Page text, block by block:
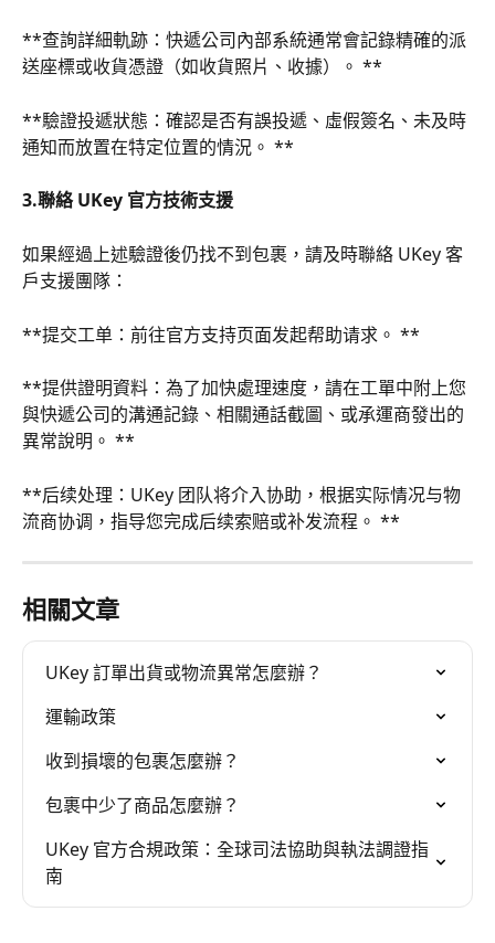
**查詢詳細軌跡：快遞公司內部系統通常會記錄精確的派
送座標或收貨憑證（如收貨照片、收據）。 **
**驗證投遞狀態：確認是否有誤投遞、虛假簽名、未及時
通知而放置在特定位置的情況。 **
3.聯絡 UKey 官方技術支援
如果經過上述驗證後仍找不到包裹，請及時聯絡 UKey 客
戶支援團隊：
**提交工单：前往官方支持页面发起帮助请求。 **
**提供證明資料：為了加快處理速度，請在工單中附上您
與快遞公司的溝通記錄、相關通話截圖、或承運商發出的
異常說明。 **
**后续处理：UKey 团队将介入协助，根据实际情况与物
流商协调，指导您完成后续索赔或补发流程。 **
相關文章
UKey 訂單出貨或物流異常怎麼辦？
運輸政策
收到損壞的包裹怎麼辦？
包裹中少了商品怎麼辦？
UKey 官方合規政策：全球司法協助與執法調證指
南